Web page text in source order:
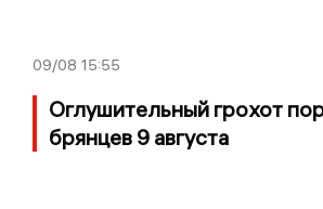
09/08 15:55
Оглушительный грохот
брянцев 9 августа